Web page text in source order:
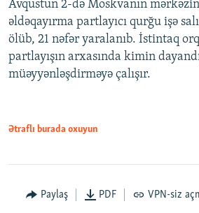
Avqustun 2-də Moskvanın
əldəqayırma partlayıcı qurğu işə
ölüb, 21 nəfər yaralanıb. İstintaq
partlayışın arxasında kimin
müəyyənləşdirməyə çalışır.
Ətraflı burada oxuyun
Paylaş PDF VPN-siz